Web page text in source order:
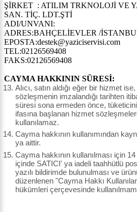
ŞİRKET : ATILIM TRKNOLOJİ VE
SAN. TİÇ. LDT.ŞTİ
ADI/UNVANI:
ADRES:BAHÇELİEVLER /
EPOSTA:destek@yaziciservisi.com
TEL:02126569408
FAKS:02126569408
CAYMA HAKKININ SÜRESİ:
Alıcı, satın aldığı eğer bir hizmet
sözleşmenin imzalandığı tarihten
süresi sona ermeden önce,
ifasına başlanan hizmet
kullanılamaz.
Cayma hakkının kullanımından
ya aittir.
Cayma hakkının kullanılması için
içinde SATICI' ya iadeli taahhütlü
yazılı bildirimde bulunulması ve
düzenlenen "Cayma Hakkı
hükümleri çerçevesinde